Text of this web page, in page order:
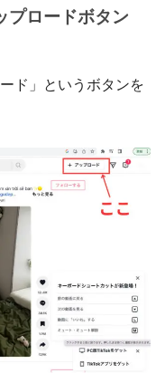
プロードボタン
ド」というボタンを